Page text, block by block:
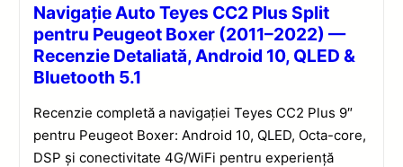
Navigație Auto Teyes CC2 Plus Split
pentru Peugeot Boxer (2011–2022) —
Recenzie Detaliată, Android 10, QLED &
Bluetooth 5.1
Recenzie completă a navigației Teyes CC2 Plus 9″
pentru Peugeot Boxer: Android 10, QLED, Octa-core,
DSP și conectivitate 4G/WiFi pentru experiență